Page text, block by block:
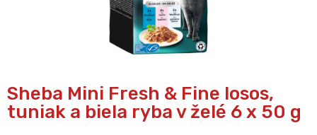
Sheba Mini Fresh & Fine losos,
tuniak a biela ryba v želé 6 x 50 g